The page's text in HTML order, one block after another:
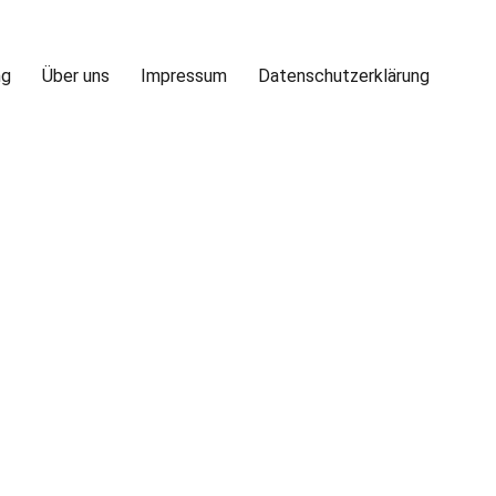
Über uns Impressum Datenschutzerklärung